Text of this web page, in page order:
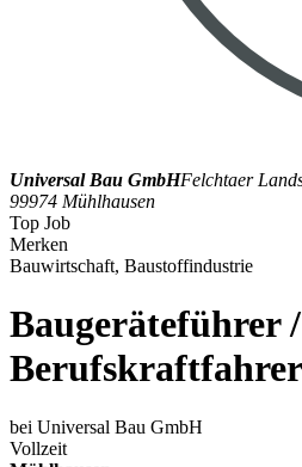
Universal Bau GmbHFelchtaer
99974 Mühlhausen
Top Job
Merken
Bauwirtschaft, Baustoffindustrie
Baugeräteführer /
bei Universal Bau GmbH
Vollzeit